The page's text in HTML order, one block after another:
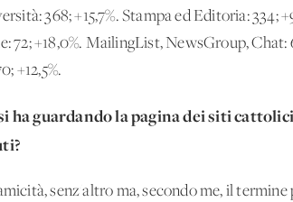
368; +15,7%. Stampa ed Editoria: 334;
72; +18,0%. MailingList, NewsGroup, Chat:
+12,5%.
ha guardando la pagina dei siti
senz'altro ma, secondo me, il